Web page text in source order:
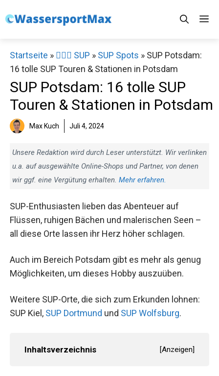
Inhalt
Startseite » 🏄‍♀️🛶 SUP » SUP Spots » SUP Potsdam:
16 tolle SUP Touren & Stationen in Potsdam
SUP Potsdam: 16 tolle SUP
Touren & Stationen in Potsdam
Max Kuch Juli 4, 2024
Unsere Redaktion wird durch Leser unterstützt. Wir verlinken
u.a. auf ausgewählte Online-Shops und Partner, von denen
wir ggf. eine Vergütung erhalten. Mehr erfahren.
SUP-Enthusiasten lieben das Abenteuer auf
Flüssen, ruhigen Bächen und malerischen Seen –
all diese Orte lassen ihr Herz höher schlagen.
Auch im Bereich Potsdam gibt es mehr als genug
Möglichkeiten, um dieses Hobby auszuüben.
Weitere SUP-Orte, die sich zum Erkunden lohnen:
SUP Kiel, SUP Dortmund und SUP Wolfsburg.
Inhaltsverzeichnis [Anzeigen]